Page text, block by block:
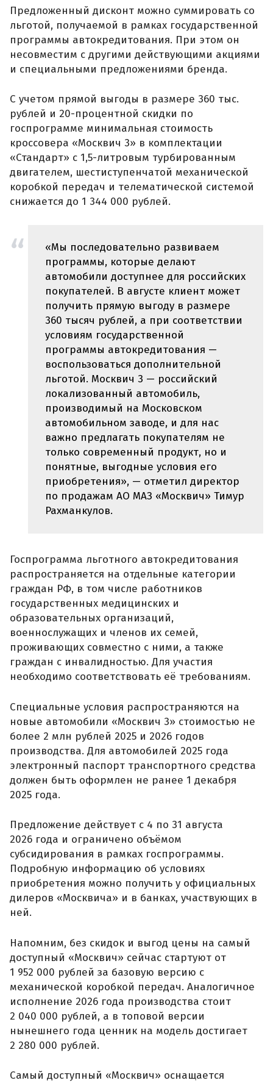
Предложенный дисконт можно суммировать со
льготой, получаемой в рамках государственной
программы автокредитования. При этом он
несовместим с другими действующими акциями
и специальными предложениями бренда.
С учетом прямой выгоды в размере 360 тыс.
рублей и 20-процентной скидки по
госпрограмме минимальная стоимость
кроссовера «Москвич 3» в комплектации
«Стандарт» с 1,5-литровым турбированным
двигателем, шестиступенчатой механической
коробкой передач и телематической системой
снижается до 1 344 000 рублей.
«Мы последовательно развиваем
программы, которые делают
автомобили доступнее для российских
покупателей. В августе клиент может
получить прямую выгоду в размере
360 тысяч рублей, а при соответствии
условиям государственной
программы автокредитования —
воспользоваться дополнительной
льготой. Москвич 3 — российский
локализованный автомобиль,
производимый на Московском
автомобильном заводе, и для нас
важно предлагать покупателям не
только современный продукт, но и
понятные, выгодные условия его
приобретения», — отметил директор
по продажам АО МАЗ «Москвич» Тимур
Рахманкулов.
Госпрограмма льготного автокредитования
распространяется на отдельные категории
граждан РФ, в том числе работников
государственных медицинских и
образовательных организаций,
военнослужащих и членов их семей,
проживающих совместно с ними, а также
граждан с инвалидностью. Для участия
необходимо соответствовать её требованиям.
Специальные условия распространяются на
новые автомобили «Москвич 3» стоимостью не
более 2 млн рублей 2025 и 2026 годов
производства. Для автомобилей 2025 года
электронный паспорт транспортного средства
должен быть оформлен не ранее 1 декабря
2025 года.
Предложение действует с 4 по 31 августа
2026 года и ограничено объёмом
субсидирования в рамках госпрограммы.
Подробную информацию об условиях
приобретения можно получить у официальных
дилеров «Москвича» и в банках, участвующих в
ней.
Напомним, без скидок и выгод цены на самый
доступный «Москвич» сейчас стартуют от
1 952 000 рублей за базовую версию с
механической коробкой передач. Аналогичное
исполнение 2026 года производства стоит
2 040 000 рублей, а в топовой версии
нынешнего года ценник на модель достигает
2 280 000 рублей.
Самый доступный «Москвич» оснащается